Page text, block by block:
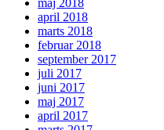
april 2018
marts 2018
februar 2018
september 2017
juli 2017
juni 2017
maj 2017
april 2017